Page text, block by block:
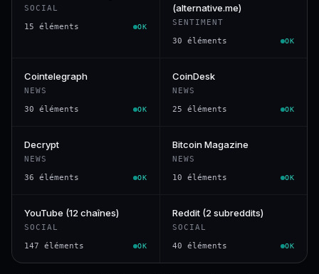
SOCIAL
15 éléments OK
(alternative.me)
SENTIMENT
30 éléments OK
Cointelegraph
NEWS
30 éléments OK
CoinDesk
NEWS
25 éléments OK
Decrypt
NEWS
36 éléments OK
Bitcoin Magazine
NEWS
10 éléments OK
YouTube (12 chaînes)
SOCIAL
147 éléments OK
Reddit (2 subreddits)
SOCIAL
40 éléments OK